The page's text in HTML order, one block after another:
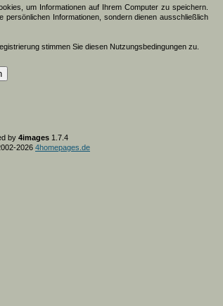
um Informationen auf Ihrem Computer zu speichern.
persönlichen Informationen, sondern dienen ausschließlich
stimmen Sie diesen Nutzungsbedingungen zu.
by 4images 1.7.4
2026 4homepages.de